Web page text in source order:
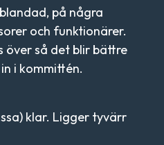
på några
och funktionärer.
över så det blir bättre
i kommittén.
klar. Ligger tyvärr